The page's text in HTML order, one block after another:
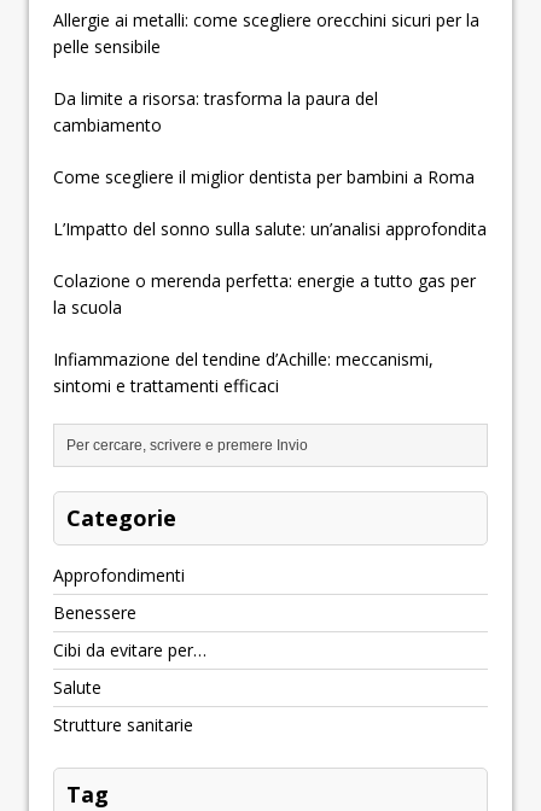
Allergie ai metalli: come scegliere orecchini sicuri per la
pelle sensibile
Da limite a risorsa: trasforma la paura del
cambiamento
Come scegliere il miglior dentista per bambini a Roma
L’Impatto del sonno sulla salute: un’analisi approfondita
Colazione o merenda perfetta: energie a tutto gas per
la scuola
Infiammazione del tendine d’Achille: meccanismi,
sintomi e trattamenti efficaci
Categorie
Approfondimenti
Benessere
Cibi da evitare per…
Salute
Strutture sanitarie
Tag